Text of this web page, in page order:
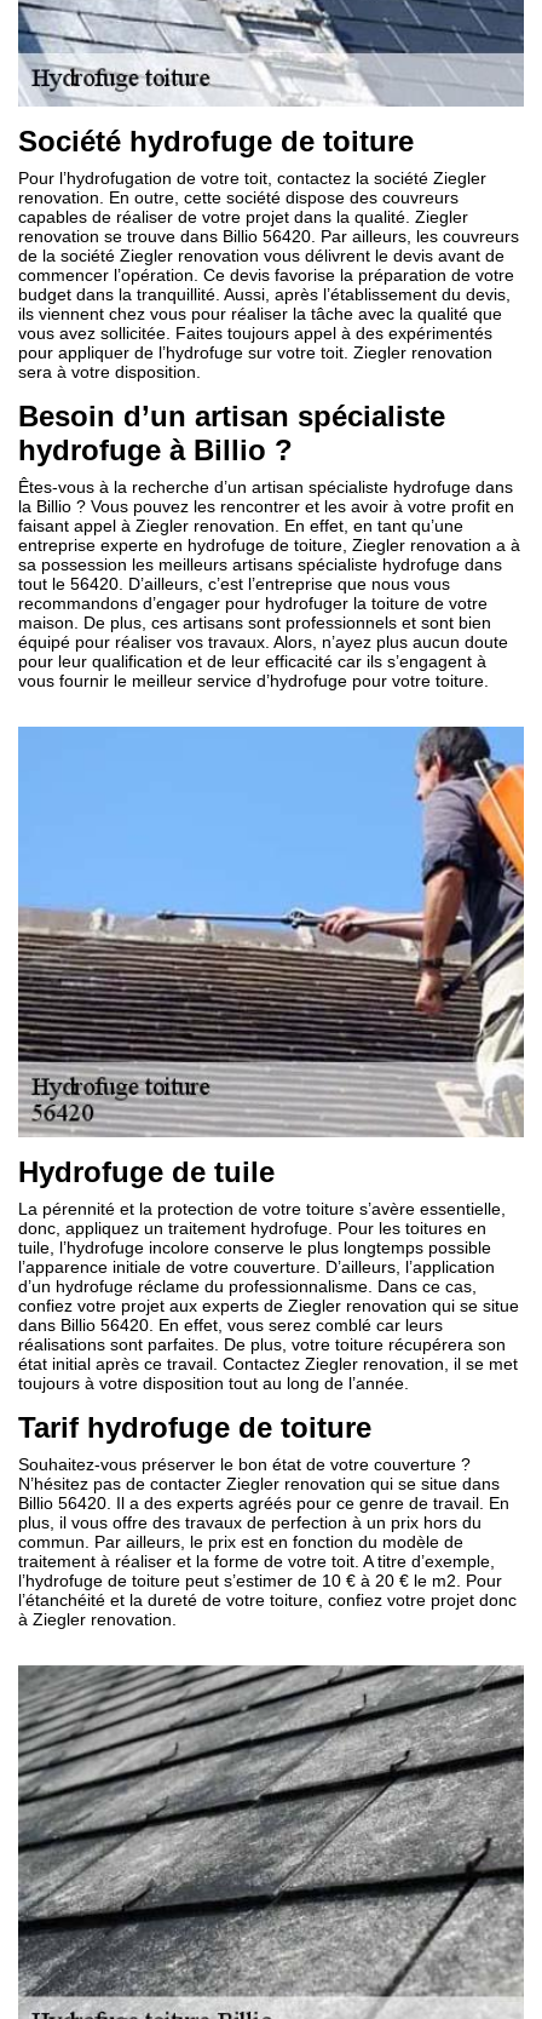
Société hydrofuge de toiture
Pour l’hydrofugation de votre toit, contactez la société Ziegler
renovation. En outre, cette société dispose des couvreurs
capables de réaliser de votre projet dans la qualité. Ziegler
renovation se trouve dans Billio 56420. Par ailleurs, les couvreurs
de la société Ziegler renovation vous délivrent le devis avant de
commencer l’opération. Ce devis favorise la préparation de votre
budget dans la tranquillité. Aussi, après l’établissement du devis,
ils viennent chez vous pour réaliser la tâche avec la qualité que
vous avez sollicitée. Faites toujours appel à des expérimentés
pour appliquer de l’hydrofuge sur votre toit. Ziegler renovation
sera à votre disposition.
Besoin d’un artisan spécialiste
hydrofuge à Billio ?
Êtes-vous à la recherche d’un artisan spécialiste hydrofuge dans
la Billio ? Vous pouvez les rencontrer et les avoir à votre profit en
faisant appel à Ziegler renovation. En effet, en tant qu’une
entreprise experte en hydrofuge de toiture, Ziegler renovation a à
sa possession les meilleurs artisans spécialiste hydrofuge dans
tout le 56420. D’ailleurs, c’est l’entreprise que nous vous
recommandons d’engager pour hydrofuger la toiture de votre
maison. De plus, ces artisans sont professionnels et sont bien
équipé pour réaliser vos travaux. Alors, n’ayez plus aucun doute
pour leur qualification et de leur efficacité car ils s’engagent à
vous fournir le meilleur service d’hydrofuge pour votre toiture.
Hydrofuge de tuile
La pérennité et la protection de votre toiture s’avère essentielle,
donc, appliquez un traitement hydrofuge. Pour les toitures en
tuile, l’hydrofuge incolore conserve le plus longtemps possible
l’apparence initiale de votre couverture. D’ailleurs, l’application
d’un hydrofuge réclame du professionnalisme. Dans ce cas,
confiez votre projet aux experts de Ziegler renovation qui se situe
dans Billio 56420. En effet, vous serez comblé car leurs
réalisations sont parfaites. De plus, votre toiture récupérera son
état initial après ce travail. Contactez Ziegler renovation, il se met
toujours à votre disposition tout au long de l’année.
Tarif hydrofuge de toiture
Souhaitez-vous préserver le bon état de votre couverture ?
N’hésitez pas de contacter Ziegler renovation qui se situe dans
Billio 56420. Il a des experts agréés pour ce genre de travail. En
plus, il vous offre des travaux de perfection à un prix hors du
commun. Par ailleurs, le prix est en fonction du modèle de
traitement à réaliser et la forme de votre toit. A titre d’exemple,
l’hydrofuge de toiture peut s’estimer de 10 € à 20 € le m2. Pour
l’étanchéité et la dureté de votre toiture, confiez votre projet donc
à Ziegler renovation.